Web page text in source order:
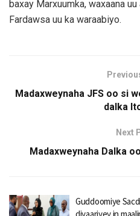
baxay Marxuumka, waxaana
Fardawsa uu ka waraabiyo.
Madaxweynaha JFS oo si
dalka
Next
Madaxweynaha Dalka
Guddoomiye